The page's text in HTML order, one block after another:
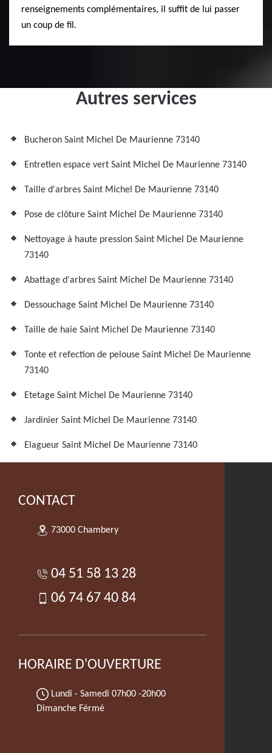
renseignements complémentaires, il suffit de lui passer
un coup de fil.
Autres services
Bucheron Saint Michel De Maurienne 73140
Entretien espace vert Saint Michel De Maurienne 73140
Taille d'arbres Saint Michel De Maurienne 73140
Pose de clôture Saint Michel De Maurienne 73140
Nettoyage à haute pression Saint Michel De Maurienne
73140
Abattage d'arbres Saint Michel De Maurienne 73140
Dessouchage Saint Michel De Maurienne 73140
Taille de haie Saint Michel De Maurienne 73140
Tonte et refection de pelouse Saint Michel De Maurienne
73140
Etetage Saint Michel De Maurienne 73140
Jardinier Saint Michel De Maurienne 73140
Elagueur Saint Michel De Maurienne 73140
CONTACT
73000 Chambery
04 51 58 13 28
06 74 67 40 84
HORAIRE D'OUVERTURE
Lundi - Samedi 07h00 -20h00
Dimanche Férmé